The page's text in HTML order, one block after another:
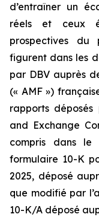
d’entraîner un
réels et ceux
prospectives du
figurent dans les
par DBV auprès
(« AMF »)
rapports
and Exchange
compris dans
formulaire 10-K
2025, déposé
que modifié par
10-K/A déposé